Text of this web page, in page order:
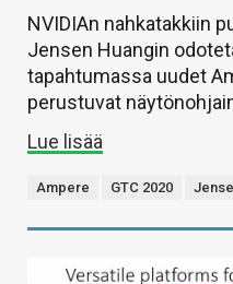
NVIDIAn nahkatakkiin
Jensen Huangin
tapahtumassa uudet
perustuvat
Lue lisää
Ampere GTC 2020